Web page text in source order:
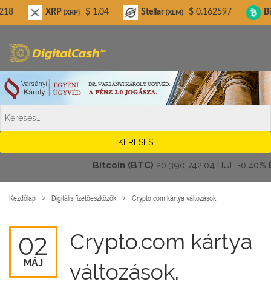
Bitcoin (BTC)20 390 742,04 HUF-0,40%
Kezdőlap Digitális fizetőeszközök Crypto.com kártya változások.
02
MÁJ
Crypto.com kártya
változások.
XRP (XRP) $ 1.04 Stellar(XLM) $ 0.162597 Bitcoin
Digitalcash.hu